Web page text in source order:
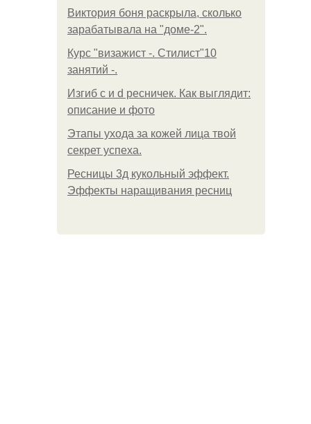
Виктория боня раскрыла, сколько
зарабатывала на "доме-2".
Курс "визажист -. Стилист"10
занятий -.
Изгиб c и d ресничек. Как выглядит:
описание и фото
Этапы ухода за кожей лица твой
секрет успеха.
Ресницы 3д кукольный эффект.
Эффекты наращивания ресниц